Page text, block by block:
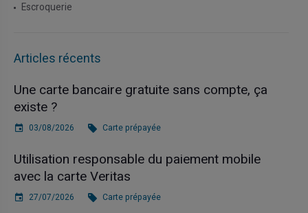
Escroquerie
Articles récents
Une carte bancaire gratuite sans compte, ça
existe ?
03/08/2026 Carte prépayée
Utilisation responsable du paiement mobile
avec la carte Veritas
27/07/2026 Carte prépayée